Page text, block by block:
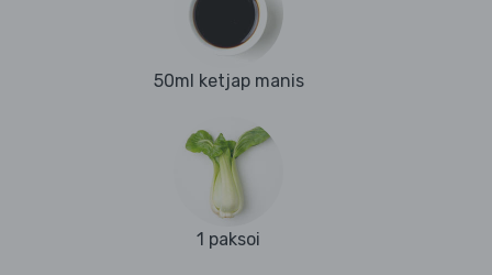
50ml ketjap manis
1 paksoi